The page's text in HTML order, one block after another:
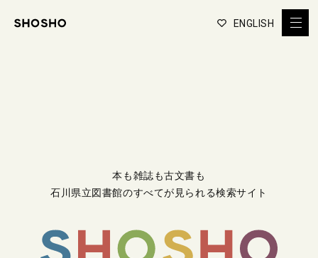
ENGLISH
本も雑誌も古文書も
石川県立図書館のすべてが見られる検索サイト